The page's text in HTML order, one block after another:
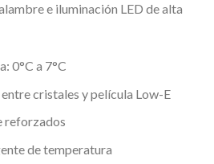
e iluminación LED de alta
0°C a 7°C
cristales y película Low-E
reforzados
de temperatura